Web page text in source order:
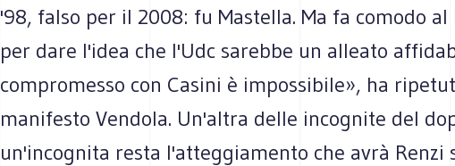
'98, falso per il 2008: fu Mastella. Ma fa comodo
per dare l'idea che l'Udc sarebbe un alleato
compromesso con Casini è impossibile», ha
manifesto Vendola. Un'altra delle incognite del
un'incognita resta l'atteggiamento che avrà Renzi